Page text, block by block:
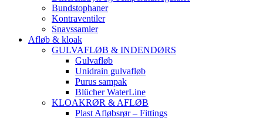
Bundstophaner
Kontraventiler
Snavssamler
Afløb & kloak
GULVAFLØB & INDENDØRS
Gulvafløb
Unidrain gulvafløb
Purus sampak
Blücher WaterLine
KLOAKRØR & AFLØB
Plast Afløbsrør – Fittings